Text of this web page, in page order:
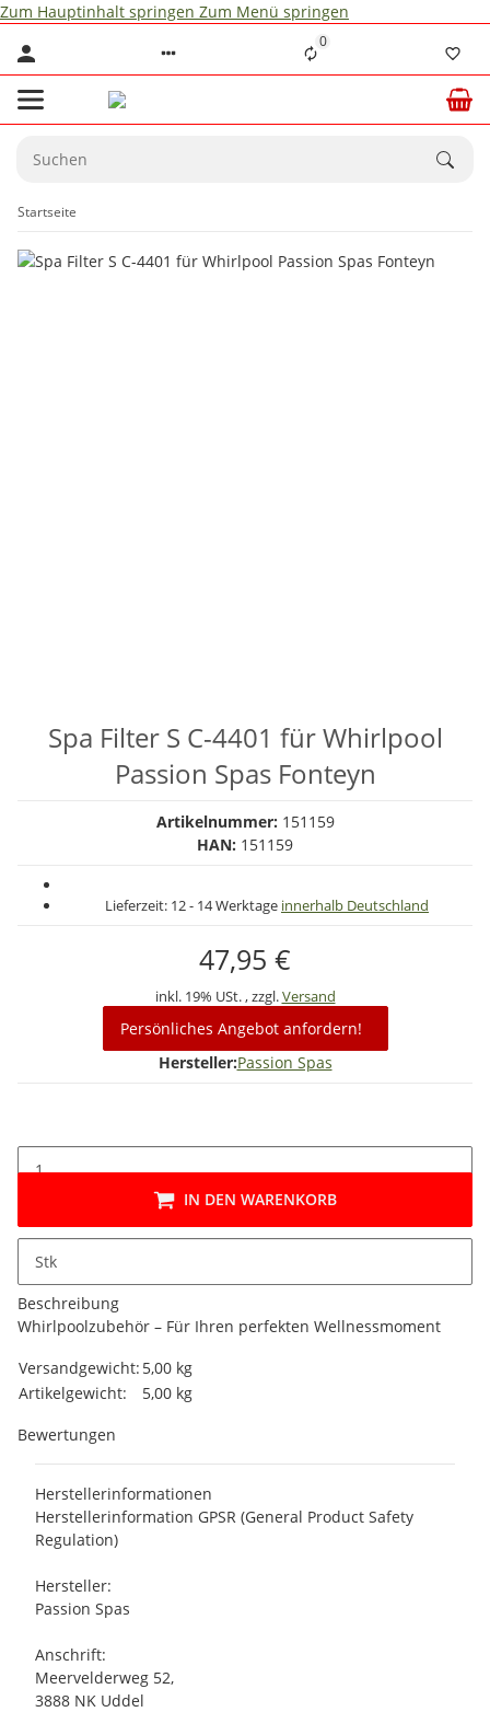
Zum Hauptinhalt springen Zum Menü springen
0
Startseite
Spa Filter S C-4401 für Whirlpool
Passion Spas Fonteyn
Artikelnummer: 151159
HAN: 151159
Lieferzeit: 12 - 14 Werktage innerhalb Deutschland
47,95 €
inkl. 19% USt. , zzgl.Versand
Persönliches Angebot anfordern!
Hersteller:Passion Spas
Stk
IN DEN WARENKORB
Beschreibung
Whirlpoolzubehör – Für Ihren perfekten Wellnessmoment
Produkteigenschaft
Wert
Versandgewicht: 5,00 kg
Artikelgewicht:
5,00 kg
Bewertungen
Herstellerinformationen
Herstellerinformation GPSR (General Product Safety
Regulation)
Hersteller:
Passion Spas
Anschrift:
Meervelderweg 52,
3888 NK Uddel